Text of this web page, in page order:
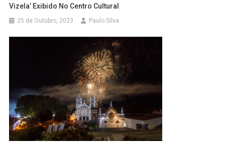
Vizela’ Exibido No Centro Cultural
25 de Outubro, 2023 Paulo Silva